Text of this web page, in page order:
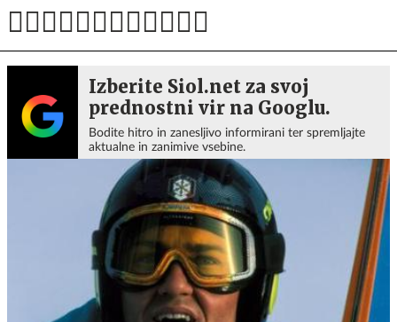
Izberite Siol.net za svoj
prednostni vir na Googlu.
Bodite hitro in zanesljivo informirani ter spremljajte
aktualne in zanimive vsebine.